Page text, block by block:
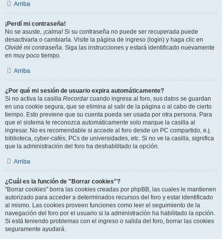
Arriba
¡Perdí mi contraseña!
No se asuste, ¡calma! Si su contraseña no puede ser recuperada puede
desactivarla o cambiarla. Visite la página de ingreso (login) y haga clic en
Olvidé mi contraseña. Siga las instrucciones y estará identificado nuevamente
en muy poco tiempo.
Arriba
¿Por qué mi sesión de usuario expira automáticamente?
Si no activa la casilla Recordarcuando ingresa al foro, sus datos se guardan
en una cookie segura, que se elimina al salir de la página o al cabo de cierto
tiempo. Esto previene que su cuenta pueda ser usada por otra persona. Para
que el sistema le reconozca automáticamente solo marque la casilla al
ingresar. No es recomendable si accede al foro desde un PC compartido, e.j.
biblioteca, cyber-cafés, PCs de universidades, etc. Si no ve la casilla, significa
que la administración del foro ha deshabilitado la opción.
Arriba
¿Cuál es la función de "Borrar cookies"?
"Borrar cookies" borra las cookies creadas por phpBB, las cuales le mantienen
autorizado para acceder a determinados recursos del foro y estar identificado
al mismo. Las cookies proveen funciones como leer el seguimiento de la
navegación del foro por el usuario si la administración ha habilitado la opción.
Si está teniendo problemas con el ingreso o salida del foro, borrar las cookies
seguramente ayudará.